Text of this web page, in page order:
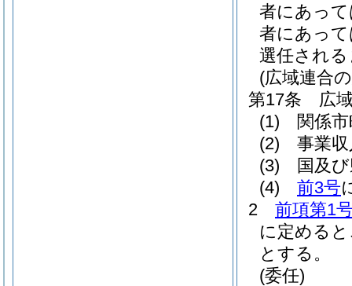
者にあっ
者にあっ
選任され
(広域連合
第17条
広
(1)
関係
(2)
事業
(3)
国及
(4)
前3号
2
前項第1
に定める
とする。
(委任)